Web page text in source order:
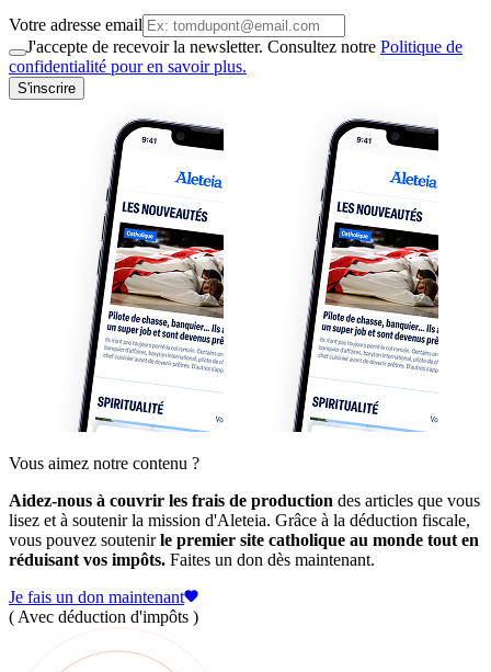
Votre adresse email
J'accepte de recevoir la newsletter. Consultez notre Politique de
confidentialité pour en savoir plus.
S'inscrire
Vous aimez notre contenu ?
Aidez-nous à couvrir les frais de production des articles que vous
lisez et à soutenir la mission d'Aleteia. Grâce à la déduction fiscale,
vous pouvez soutenirle premier site catholique au monde tout en
réduisant vos impôts. Faites un don dès maintenant.
Je fais un don maintenant
( Avec déduction d'impôts )